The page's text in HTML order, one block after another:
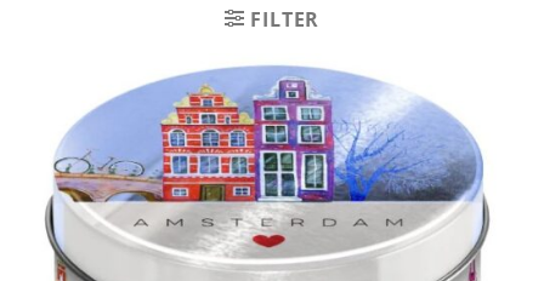
FILTER